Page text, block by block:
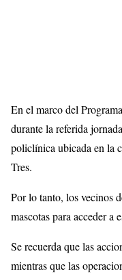
En el marco del
durante la referida
policlínica ubicada en la
Tres.
Por lo tanto, los vecinos
mascotas para acceder a
Se recuerda que las
mientras que las